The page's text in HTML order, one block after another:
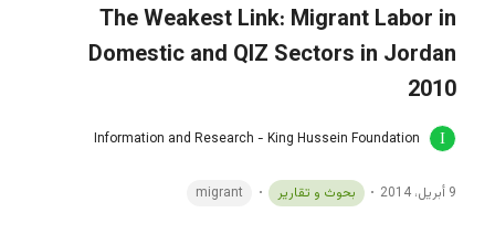
The Weakest Link: Migrant Labor in
Domestic and QIZ Sectors in Jordan
2010
Information and Research - King Hussein Foundation
9 أبريل، 2014 بحوث و تقارير migrant